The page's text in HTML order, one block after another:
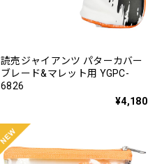
読売ジャイアンツ パターカバー
ブレード&マレット用 YGPC-
6826
¥4,180